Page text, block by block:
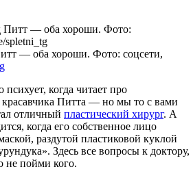
— оба хороши. Фото: соцсети,
психует, когда читает про
красавчика Питта — но мы то с вами
отличный пластический хирург. А
когда его собственное лицо
раздутой пластиковой куклой
Здесь все вопросы к доктору,
не пойми кого.